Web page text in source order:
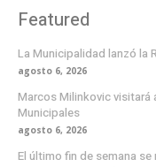
Featured
La Municipalidad lanzó la
agosto 6, 2026
Marcos Milinkovic visitará
Municipales
agosto 6, 2026
El último fin de semana